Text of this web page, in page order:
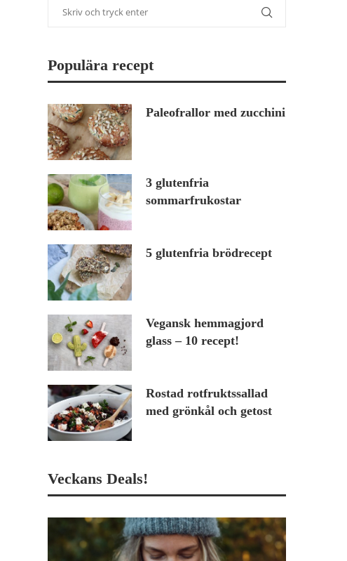
Populära recept
Paleofrallor med zucchini
3 glutenfria
sommarfrukostar
5 glutenfria brödrecept
Vegansk hemmagjord
glass – 10 recept!
Rostad rotfruktssallad
med grönkål och getost
Veckans Deals!